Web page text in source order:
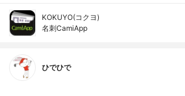
KOKUYO(コクヨ)
名刺CamiApp
ひでひで